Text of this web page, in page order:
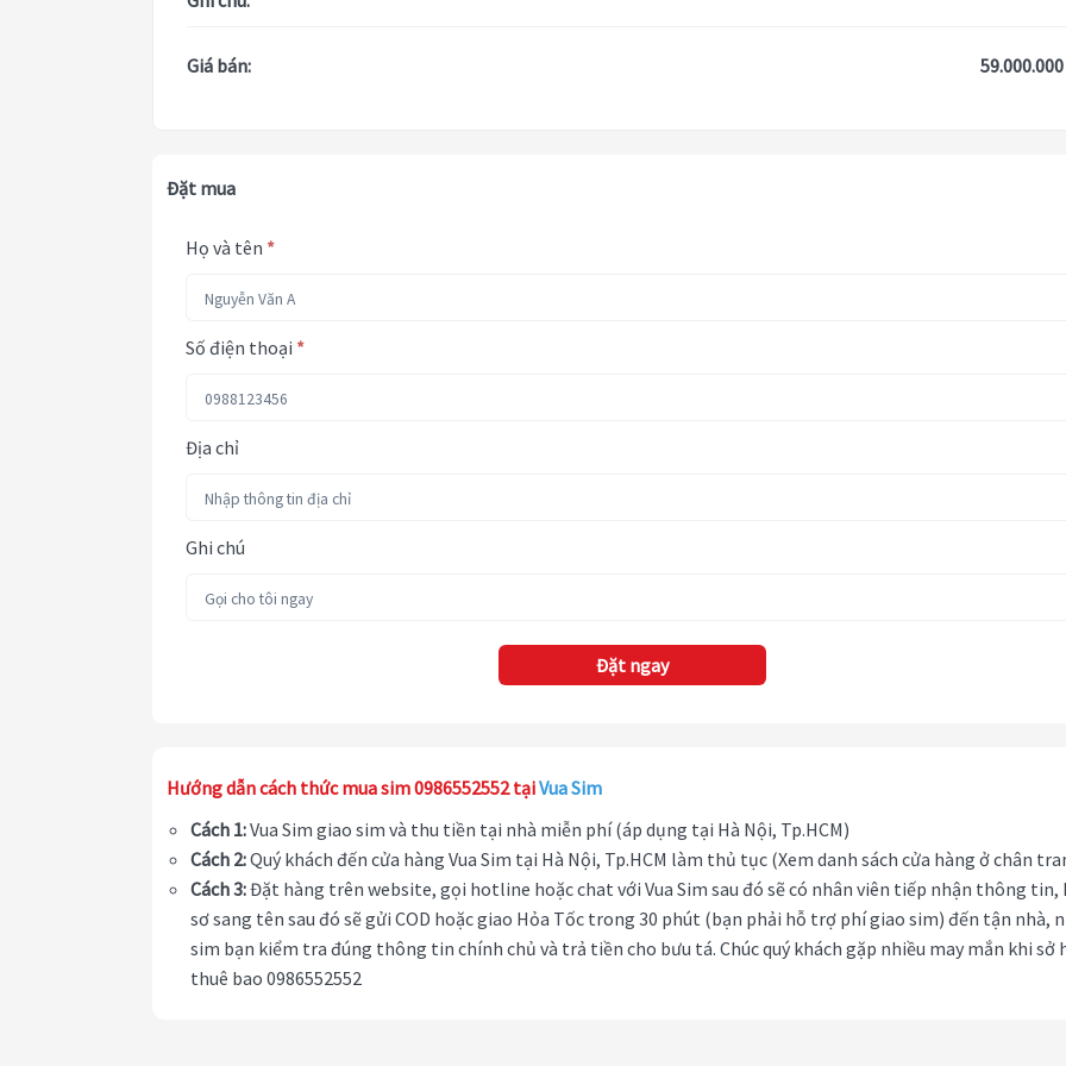
Giá bán:
Đặt mua
Họ và tên *
Số điện thoại *
Địa chỉ
Ghi chú
Đặt ngay
Hướng dẫn cách thức mua sim 0986552552 tạiVua Sim
Cách 1:Vua Sim giao sim và thu tiền tại nhà miễn phí (áp dụng tại Hà Nội, Tp.HCM)
Cách 2:Quý khách đến cửa hàng Vua Sim tại Hà Nội, Tp.HCM làm thủ tục (Xem danh sách cửa hàng ở chân
Cách 3:Đặt hàng trên website, gọi hotline hoặc chat với Vua Sim sau đó sẽ có nhân viên tiếp nhận thông tin,
sơ sang tên sau đó sẽ gửi COD hoặc giao Hỏa Tốc trong 30 phút (bạn phải hỗ trợ phí giao sim) đến tận nhà,
sim bạn kiểm tra đúng thông tin chính chủ và trả tiền cho bưu tá. Chúc quý khách gặp nhiều may mắn khi sở
thuê bao 0986552552